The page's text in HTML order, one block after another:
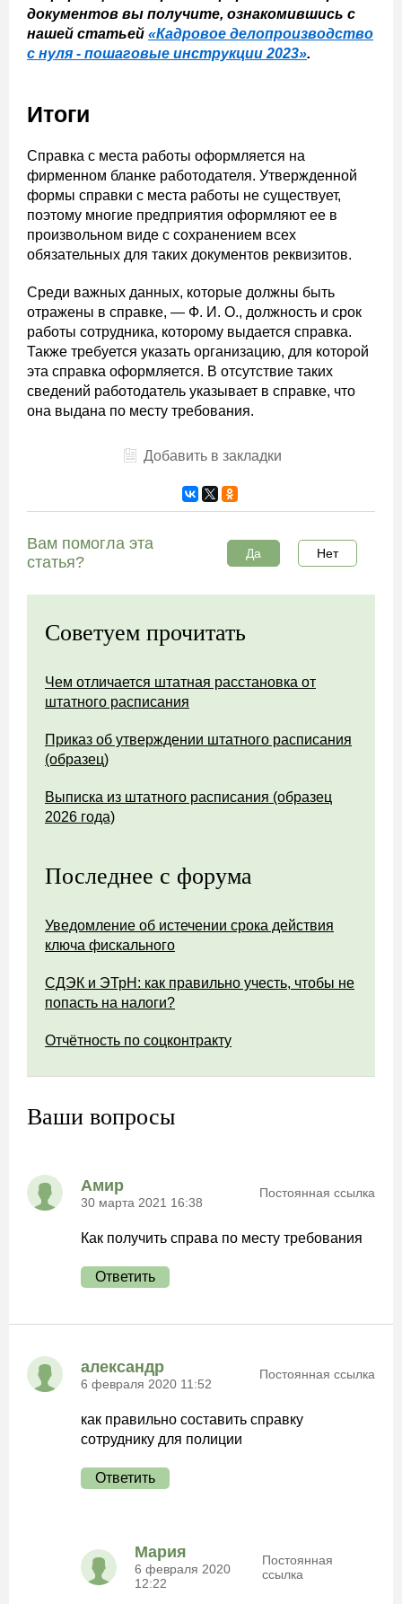
документов вы получите, ознакомившись с
нашей статьей «Кадровое делопроизводство
с нуля - пошаговые инструкции 2023».
Итоги
Справка с места работы оформляется на
фирменном бланке работодателя. Утвержденной
формы справки с места работы не существует,
поэтому многие предприятия оформляют ее в
произвольном виде с сохранением всех
обязательных для таких документов реквизитов.
Среди важных данных, которые должны быть
отражены в справке, — Ф. И. О., должность и срок
работы сотрудника, которому выдается справка.
Также требуется указать организацию, для которой
эта справка оформляется. В отсутствие таких
сведений работодатель указывает в справке, что
она выдана по месту требования.
Добавить в закладки
Вам помогла эта
статья?
Да Нет
Советуем прочитать
Чем отличается штатная расстановка от
штатного расписания
Приказ об утверждении штатного расписания
(образец)
Выписка из штатного расписания (образец
2026 года)
Последнее с форума
Уведомление об истечении срока действия
ключа фискального
СДЭК и ЭТрН: как правильно учесть, чтобы не
попасть на налоги?
Отчётность по соцконтракту
Ваши вопросы
Амир
30 марта 2021 16:38
Постоянная ссылка
Как получить справа по месту требования
Ответить
александр
6 февраля 2020 11:52
Постоянная ссылка
как правильно составить справку
сотруднику для полиции
Ответить
Мария
6 февраля 2020
12:22
Постоянная
ссылка